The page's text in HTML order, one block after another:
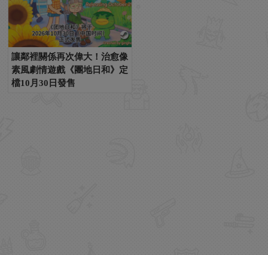
讓鄰裡關係再次偉大！治愈像
素風劇情遊戲《團地日和》定
檔10月30日發售